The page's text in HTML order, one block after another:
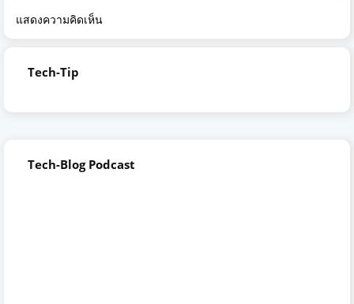
แสดงความคิดเห็น
Tech-Tip
Tech-Blog Podcast